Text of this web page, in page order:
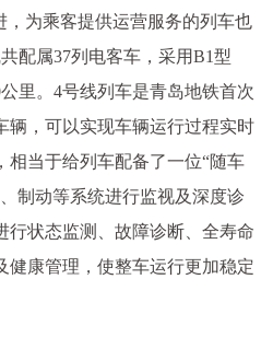
，为乘客提供运营服务的列车也
配属37列电客车，采用B1型
里。4号线列车是青岛地铁首次
辆，可以实现车辆运行过程实时
相当于给列车配备了一位“随车
制动等系统进行监视及深度诊
行状态监测、故障诊断、全寿命
健康管理，使整车运行更加稳定